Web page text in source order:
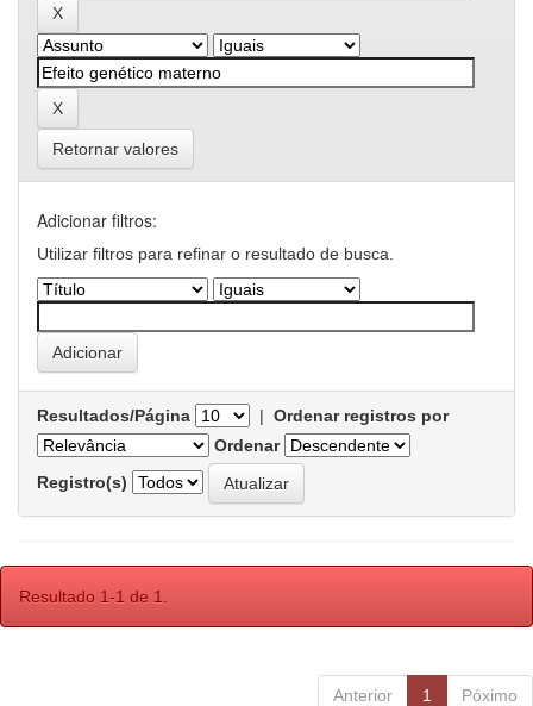
Retornar valores
Adicionar filtros:
Utilizar filtros para refinar o resultado de busca.
Resultados/Página | Ordenar registros por
Ordenar
Registro(s)
Resultado 1-1 de 1.
Anterior 1 Póximo